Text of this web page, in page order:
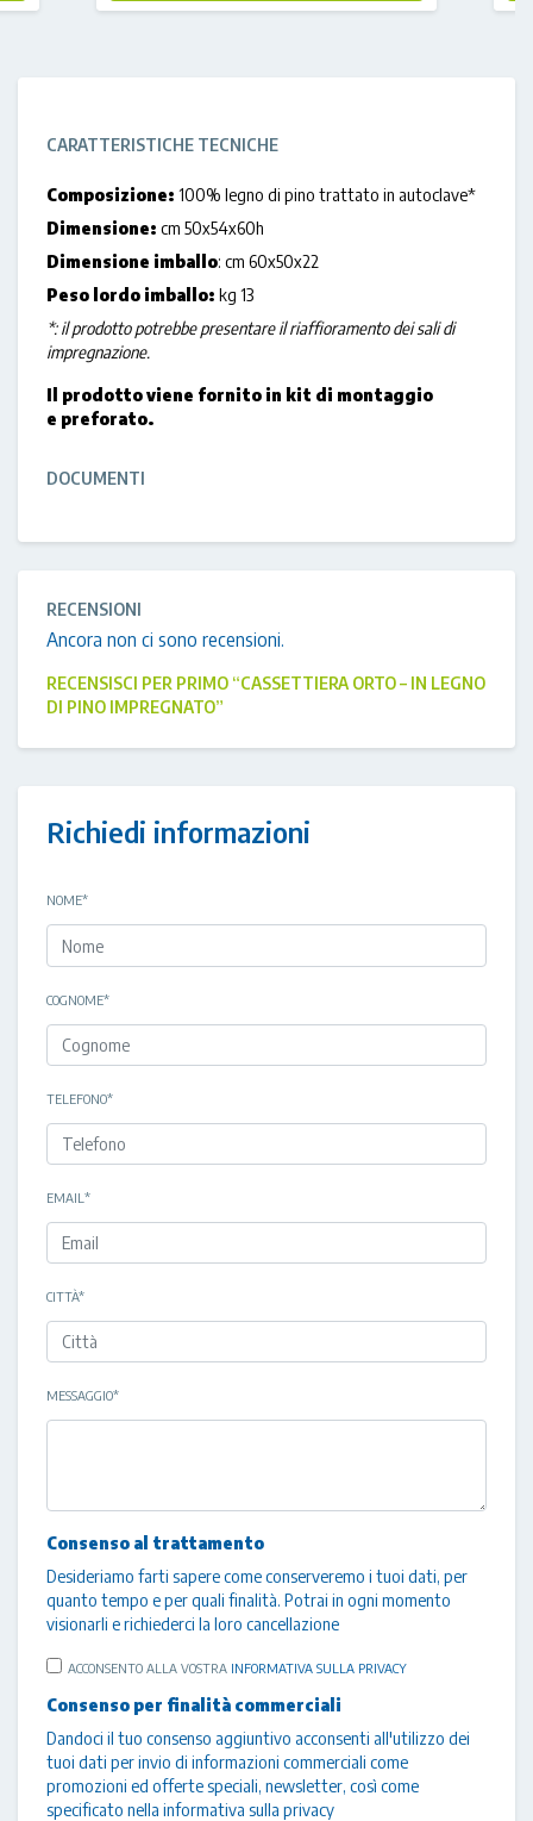
CARATTERISTICHE TECNICHE
Composizione: 100% legno di pino trattato in autoclave*
Dimensione: cm 50x54x60h
Dimensione imballo: cm 60x50x22
Peso lordo imballo: kg 13
*: il prodotto potrebbe presentare il riaffioramento dei sali di
impregnazione.
Il prodotto viene fornito in kit di montaggio
e preforato.
DOCUMENTI
RECENSIONI
Ancora non ci sono recensioni.
RECENSISCI PER PRIMO “CASSETTIERA ORTO – IN LEGNO
DI PINO IMPREGNATO”
Richiedi informazioni
NOME*
COGNOME*
TELEFONO*
EMAIL *
CITTÀ*
MESSAGGIO*
Consenso al trattamento
Desideriamo farti sapere come conserveremo i tuoi dati, per
quanto tempo e per quali finalità. Potrai in ogni momento
visionarli e richiederci la loro cancellazione
ACCONSENTO ALLA VOSTRA INFORMATIVA SULLA PRIVACY
Consenso per finalità commerciali
Dandoci il tuo consenso aggiuntivo acconsenti all'utilizzo dei
tuoi dati per invio di informazioni commerciali come
promozioni ed offerte speciali, newsletter, così come
specificato nella informativa sulla privacy